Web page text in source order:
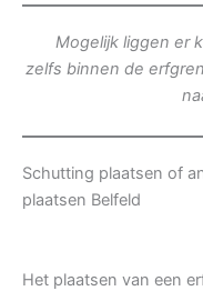
Mogelijk liggen er
zelfs binnen de
Schutting plaatsen of
plaatsen Belfeld
Het plaatsen van een